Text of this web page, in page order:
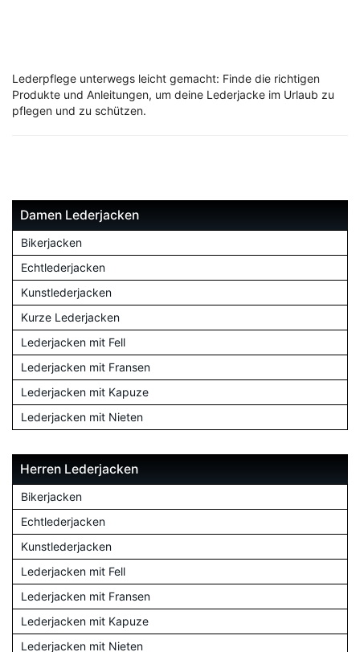
Lederpflege unterwegs leicht gemacht: Finde die richtigen
Produkte und Anleitungen, um deine Lederjacke im Urlaub zu
pflegen und zu schützen.
Damen Lederjacken
Bikerjacken
Echtlederjacken
Kunstlederjacken
Kurze Lederjacken
Lederjacken mit Fell
Lederjacken mit Fransen
Lederjacken mit Kapuze
Lederjacken mit Nieten
Herren Lederjacken
Bikerjacken
Echtlederjacken
Kunstlederjacken
Lederjacken mit Fell
Lederjacken mit Fransen
Lederjacken mit Kapuze
Lederjacken mit Nieten